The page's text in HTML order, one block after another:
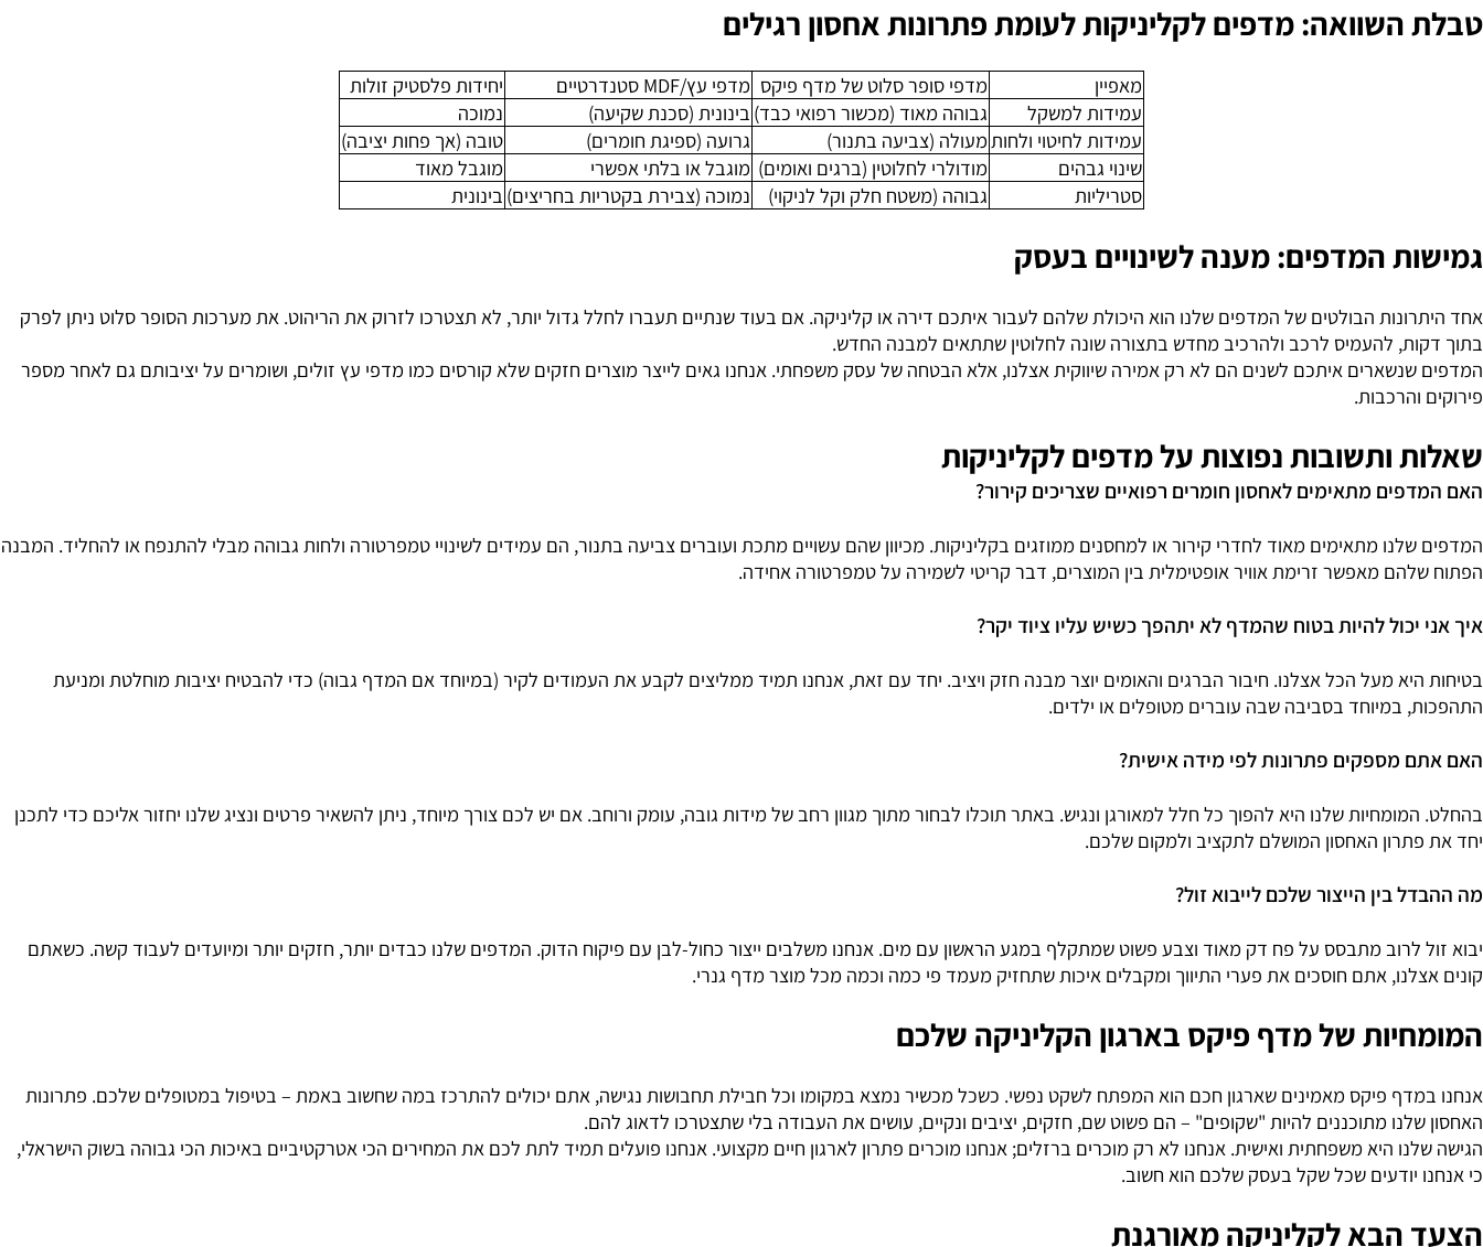
אונליין מסובכת?"
שלנו מאפשרת לכם לבחור, להתאים ולשלם בצורה מאובטחת. אם יש לכם שאלות טכניות, הוואטסאפ שלנו תמיד זמין למענה מהיר ומקצועי.
מדפים לקליניקות לעומת פתרונות אחסון רגילים
מאפיין מדפי סופר סלוט של מדף פיקס מדפי עץ/MDF סטנדרטיים יחידות פלסטיק זולות
עמידות לחיטוי ולחותמעולה (צביעה בתנור)
סטריליות
גבוהה (משטח חלק וקל לניקוי) נמוכה (צבירת בקטריות בחריצים)בינונית
המדפים: מענה לשינויים בעסק
הבולטים של המדפים שלנו הוא היכולת שלהם לעבור איתכם דירה או קליניקה. אם בעוד שנתיים תעברו לחלל גדול יותר, לא תצטרכו לזרוק את הריהוט. את מערכות הסופר סלוט ניתן לפרק
להעמיס לרכב ולהרכיב מחדש בתצורה שונה לחלוטין שתתאים למבנה החדש.
איתכם לשנים הם לא רק אמירה שיווקית אצלנו, אלא הבטחה של עסק משפחתי. אנחנו גאים לייצר מוצרים חזקים שלא קורסים כמו מדפי עץ זולים, ושומרים על יציבותם גם לאחר מספר
ותשובות נפוצות על מדפים לקליניקות
מתאימים לאחסון חומרים רפואיים שצריכים קירור?
מתאימים מאוד לחדרי קירור או למחסנים ממוזגים בקליניקות. מכיוון שהם עשויים מתכת ועוברים צביעה בתנור, הם עמידים לשינויי טמפרטורה ולחות גבוהה מבלי להתנפח או להחליד. המבנה
מאפשר זרימת אוויר אופטימלית בין המוצרים, דבר קריטי לשמירה על טמפרטורה אחידה.
להיות בטוח שהמדף לא יתהפך כשיש עליו ציוד יקר?
מעל הכל אצלנו. חיבור הברגים והאומים יוצר מבנה חזק ויציב. יחד עם זאת, אנחנו תמיד ממליצים לקבע את העמודים לקיר (במיוחד אם המדף גבוה) כדי להבטיח יציבות מוחלטת ומניעת
במיוחד בסביבה שבה עוברים מטופלים או ילדים.
מספקים פתרונות לפי מידה אישית?
שלנו היא להפוך כל חלל למאורגן ונגיש. באתר תוכלו לבחור מתוך מגוון רחב של מידות גובה, עומק ורוחב. אם יש לכם צורך מיוחד, ניתן להשאיר פרטים ונציג שלנו יחזור אליכם כדי לתכנן
האחסון המושלם לתקציב ולמקום שלכם.
בין הייצור שלכם לייבוא זול?
לרוב מתבסס על פח דק מאוד וצבע פשוט שמתקלף במגע הראשון עם מים. אנחנו משלבים ייצור כחול-לבן עם פיקוח הדוק. המדפים שלנו כבדים יותר, חזקים יותר ומיועדים לעבוד קשה. כשאתם
אתם חוסכים את פערי התיווך ומקבלים איכות שתחזיק מעמד פי כמה וכמה מכל מוצר מדף גנרי.
של מדף פיקס בארגון הקליניקה שלכם